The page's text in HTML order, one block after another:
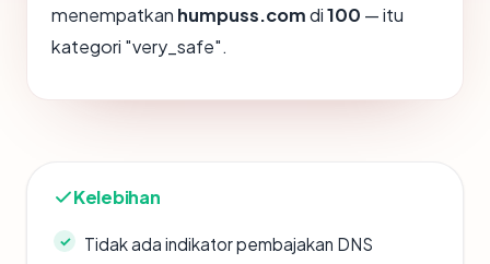
menempatkan humpuss.comdi100 — itu
kategori "very_safe".
Kelebihan
Tidak ada indikator pembajakan DNS